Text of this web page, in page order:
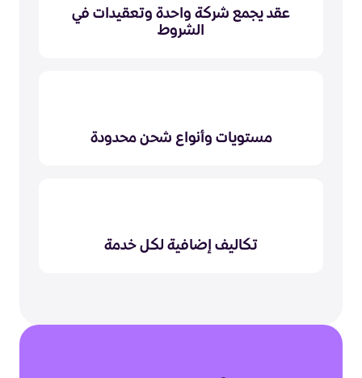
عقد يجمع شركة واحدة وتعقيدات في
الشروط
مستويات وأنواع شحن محدودة
تكاليف إضافية لكل خدمة